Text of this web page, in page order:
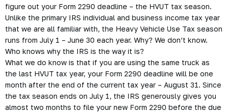
figure out your Form 2290 deadline – the HVUT tax season.
Unlike the primary IRS individual and business income tax year
that we are all familiar with, the Heavy Vehicle Use Tax season
runs from July 1 – June 30 each year. Why? We don’t know.
Who knows why the IRS is the way it is?
What we do know is that if you are using the same truck as
the last HVUT tax year, your Form 2290 deadline will be one
month after the end of the current tax year – August 31. Since
the tax season ends on July 1, the IRS generously gives you
almost two months to file your new Form 2290 before the due